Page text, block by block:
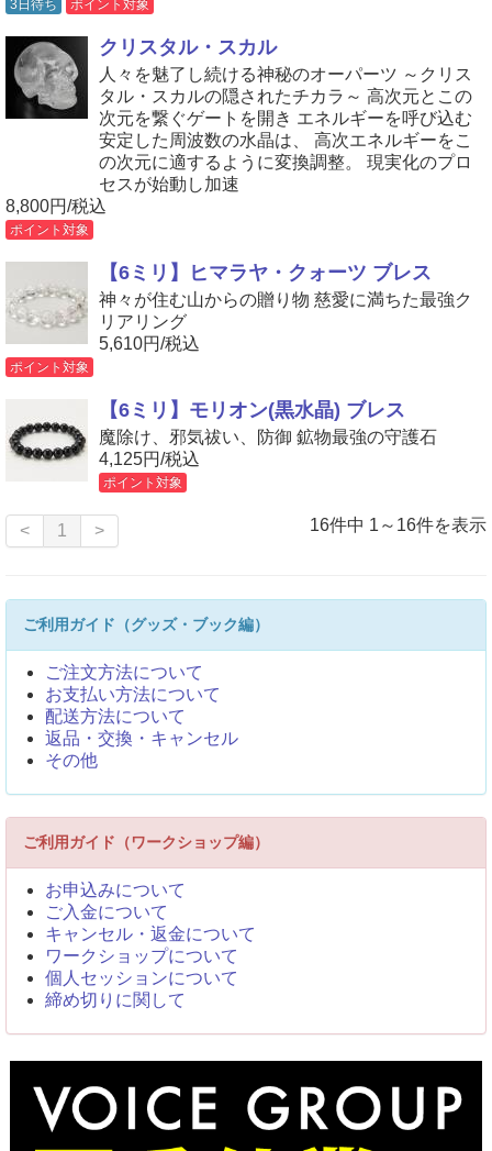
3日待ち ポイント対象
クリスタル・スカル
人々を魅了し続ける神秘のオーパーツ ～クリス
タル・スカルの隠されたチカラ～ 高次元とこの
次元を繋ぐゲートを開き エネルギーを呼び込む
安定した周波数の水晶は、 高次エネルギーをこ
の次元に適するように変換調整。 現実化のプロ
セスが始動し加速
8,800円/税込
ポイント対象
【6ミリ】ヒマラヤ・クォーツ ブレス
神々が住む山からの贈り物 慈愛に満ちた最強ク
リアリング
5,610円/税込
ポイント対象
【6ミリ】モリオン(黒水晶) ブレス
魔除け、邪気祓い、防御 鉱物最強の守護石
4,125円/税込
ポイント対象
16件中 1～16件を表示
< 1 >
ご利用ガイド（グッズ・ブック編）
ご注文方法について
お支払い方法について
配送方法について
返品・交換・キャンセル
その他
ご利用ガイド（ワークショップ編）
お申込みについて
ご入金について
キャンセル・返金について
ワークショップについて
個人セッションについて
締め切りに関して